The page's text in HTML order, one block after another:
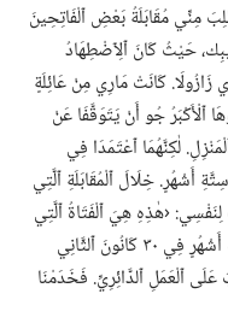
مُقَابَلَةُ بَعْضِ ٱلْفَاتِحِينَ
حَيْثُ كَانَ ٱلِٱضْطِهَادُ
كَانَتْ مَارِي مِنْ عَائِلَةٍ
جُو أَنْ يَتَوَقَّفَا عَنْ
لٰكِنَّهُمَا ٱعْتَمَدَا فِي
بَعْدَ سِتَّةِ أَشْهُرٍ.‏ خِلَالَ ٱلْمُقَابَلَةِ ٱلَّتِي
‹هٰذِهِ هِيَ ٱلْفَتَاةُ ٱلَّتِي
أَرْغَبُ أَنْ أَتَزَوَّجَهَا›.‏ وَبِٱلْفِعْلِ،‏ تَزَوَّجْنَا بَعْدَ تِسْعَةِ أَشْهُرٍ فِي ٣٠ كَانُونَ ٱلثَّانِي
عَلَى ٱلْعَمَلِ ٱلدَّائِرِيِّ.‏ فَخَدَمْنَا